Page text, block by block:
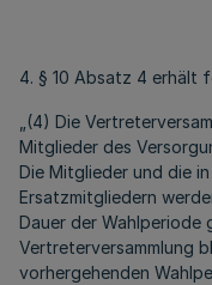
4. § 10 Absatz 4 erhält
„(4) Die
Mitglieder des
Die Mitglieder und die
Ersatzmitgliedern
Dauer der Wahlperiode
Vertreterversammlung
vorhergehenden